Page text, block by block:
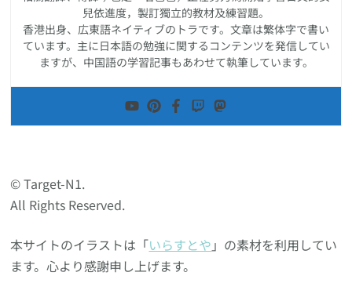
兒依進度，製訂獨立的教材及練習題。
香港出身、広東語ネイティブのトラです。文章は繁体字で書い
ています。主に日本語の勉強に関するコンテンツを発信してい
ますが、中国語の学習記事もあわせて執筆しています。
© Target-N1.
All Rights Reserved.
本サイトのイラストは「いらすとや 」の素材を利用してい
ます。心より感謝申し上げます。